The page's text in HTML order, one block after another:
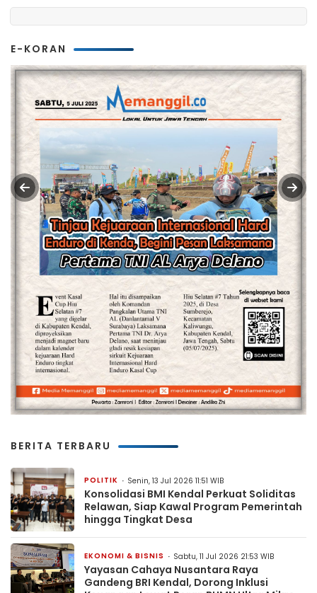
E-KORAN
BERITA TERBARU
POLITIK Senin, 13 Jul 2026 11:51 WIB
Konsolidasi BMI Kendal Perkuat Soliditas
Relawan, Siap Kawal Program Pemerintah
hingga Tingkat Desa
EKONOMI & BISNIS Sabtu, 11 Jul 2026 21:53 WIB
Yayasan Cahaya Nusantara Raya
Gandeng BRI Kendal, Dorong Inklusi